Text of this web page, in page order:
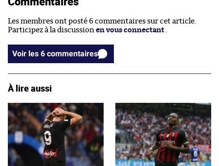
Les membres ont posté 6 commentaires sur cet article.
Participez à la discussion en vous connectant
Voir les 6 commentaires
À lire aussi